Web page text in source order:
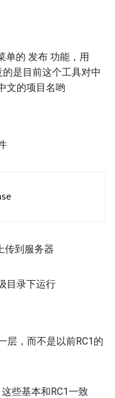
单的 发布 功能，用
是目前这个工具对中
文的项目名哟
传到服务器
目录下运行
层，而不是以前RC1的
些基本和RC1一致